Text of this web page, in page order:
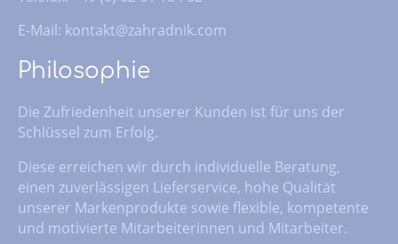
E-Mail: kontakt@zahradnik.com
Philosophie
Die Zufriedenheit unserer Kunden ist für uns der
Schlüssel zum Erfolg.
Diese erreichen wir durch individuelle Beratung,
einen zuverlässigen Lieferservice, hohe Qualität
unserer Markenprodukte sowie flexible, kompetente
und motivierte Mitarbeiterinnen und Mitarbeiter.